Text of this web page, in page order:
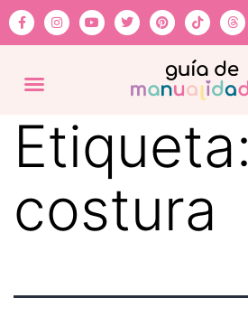
Etiqueta:
costura